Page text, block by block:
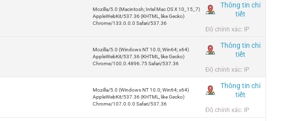
Mozilla/5.0 (Macintosh; Intel Mac OS X 10_15_7)
AppleWebKit/537.36 (KHTML, like Gecko)
Chrome/133.0.0.0 Safari/537.36
Thông tin chi
tiết
Độ chính xác: IP
Mozilla/5.0 (Windows NT 10.0; Win64; x64)
AppleWebKit/537.36 (KHTML, like Gecko)
Chrome/100.0.4896.75 Safari/537.36
Thông tin chi
tiết
Độ chính xác: IP
Mozilla/5.0 (Windows NT 10.0; Win64; x64)
AppleWebKit/537.36 (KHTML, like Gecko)
Chrome/107.0.0.0 Safari/537.36
Thông tin chi
tiết
Độ chính xác: IP